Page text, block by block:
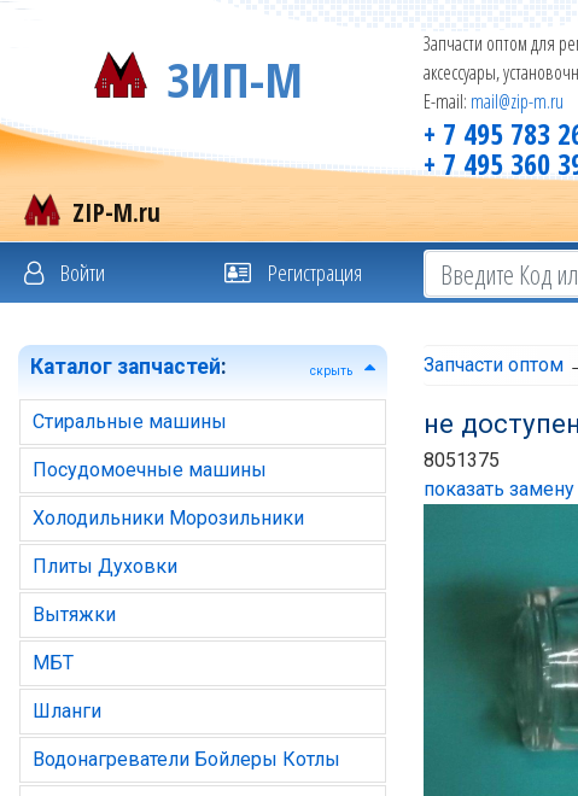
ЗИП-М
Запчасти оптом для
аксессуары,
E-mail: mail@zip-m.ru
+ 7 495 783
+ 7 495 360
ZIP-M.ru
Войти Регистрация
Каталог запчастей: скрыть
Стиральные машины
Посудомоечные машины
Холодильники Морозильники
Плиты Духовки
Вытяжки
МБТ
Шланги
Водонагреватели Бойлеры Котлы
Запчасти оптом
не
8051375
показать